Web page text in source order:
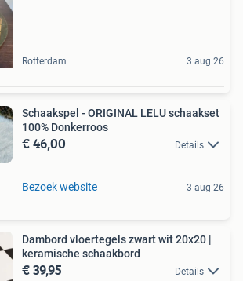
Rotterdam 3 aug 26
Schaakspel - ORIGINAL LELU schaakset
100% Donkerroos
€ 46,00 Details
Bezoek website 3 aug 26
Dambord vloertegels zwart wit 20x20 |
keramische schaakbord
€ 39,95 Details